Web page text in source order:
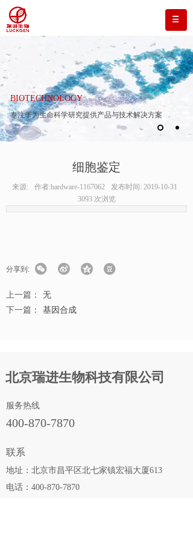
BIOTECHNOLOGY
专注于为生命科学研究提供产品与技术解决方案
细胞鉴定
来源: 作者:hardware-1167062 发布时间: 2019-10-31
3093 次浏览
分享到:
上一篇：
无
下一篇：
基因合成
服务热线
400-870-7870
北京瑞进生物科技有限公司
联系
地址：北京市昌平区北七家镇宏福大厦613
电话：400-870-7870